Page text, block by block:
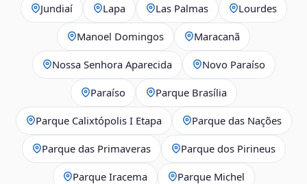
Jundiaí Lapa Las Palmas Lourdes
Manoel Domingos Maracanã
Nossa Senhora Aparecida Novo Paraíso
Paraíso Parque Brasília
Parque Calixtópolis I Etapa Parque das Nações
Parque das Primaveras Parque dos Pirineus
Parque Iracema Parque Michel